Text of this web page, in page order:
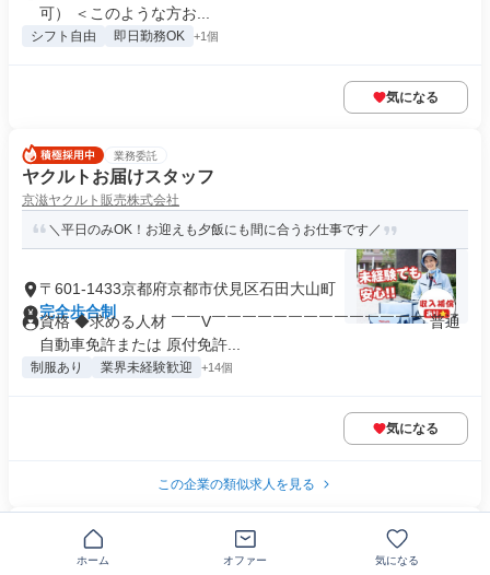
可） ＜このような方お...
シフト自由 即日勤務OK +1個
気になる
業務委託
ヤクルトお届けスタッフ
京滋ヤクルト販売株式会社
＼平日のみOK！お迎えも夕飯にも間に合うお仕事です／
〒601-1433京都府京都市伏見区石田大山町
完全歩合制
資格 ◆求める人材 ￣￣V￣￣￣￣￣￣￣￣￣￣￣￣￣￣ 普通
自動車免許または 原付免許...
制服あり 業界未経験歓迎 +14個
気になる
この企業の類似求人を見る
個人レッスン教室のピアノ講師
ホーム オファー 気になる